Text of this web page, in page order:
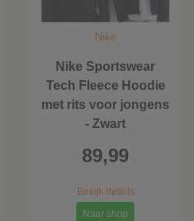
Nike
Nike Sportswear
Tech Fleece Hoodie
met rits voor jongens
- Zwart
89,99
Bekijk details
Naar shop